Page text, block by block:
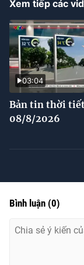
Xem tiếp các
03:04
Bản tin thời
08/8/2026
Bình luận (0)